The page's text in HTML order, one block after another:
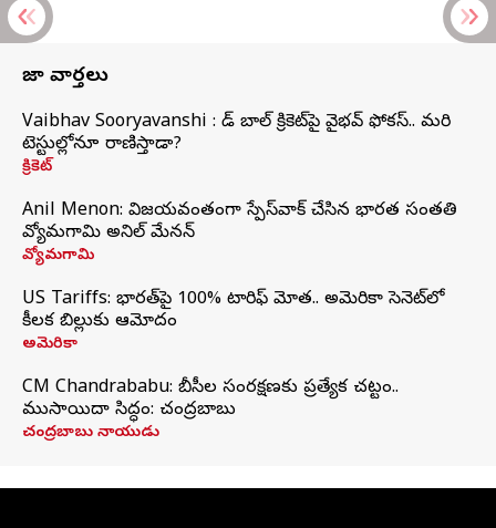
తాజా వార్తలు
Vaibhav Sooryavanshi : రెడ్ బాల్ క్రికెట్‌పై వైభవ్ ఫోకస్.. మరి
టెస్టుల్లోనూ రాణిస్తాడా?
క్రికెట్
Anil Menon: విజయవంతంగా స్పేస్‌వాక్‌ చేసిన భారత సంతతి
వ్యోమగామి అనిల్‌ మేనన్
వ్యోమగామి
US Tariffs: భారత్‌పై 100% టారిఫ్‌ మోత.. అమెరికా సెనెట్‌లో
కీలక బిల్లుకు ఆమోదం
అమెరికా
CM Chandrababu: బీసీల సంరక్షణకు ప్రత్యేక చట్టం..
ముసాయిదా సిద్ధం: చంద్రబాబు
చంద్రబాబు నాయుడు